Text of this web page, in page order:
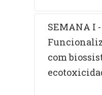
SEMANA I
com